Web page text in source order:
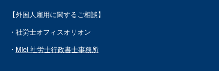
【外国人雇用に関するご相談】
・社労士オフィスオリオン
・ Miel 社労士行政書士事務所